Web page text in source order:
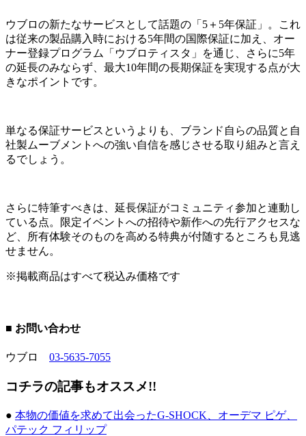
ウブロの新たなサービスとして話題の「5＋5年保証」。これ
は従来の製品購入時における5年間の国際保証に加え、オー
ナー登録プログラム「ウブロティスタ」を通じ、さらに5年
の延長のみならず、最大10年間の長期保証を実現する点が大
きなポイントです。
単なる保証サービスというよりも、ブランド自らの品質と自
社製ムーブメントへの強い自信を感じさせる取り組みと言え
るでしょう。
さらに特筆すべきは、延長保証がコミュニティ参加と連動し
ている点。限定イベントへの招待や新作への先行アクセスな
ど、所有体験そのものを高める特典が付随するところも見逃
せません。
※掲載商品はすべて税込み価格です
■ お問い合わせ
ウブロ 03-5635-7055
コチラの記事もオススメ!!
● 本物の価値を求めて出会ったG-SHOCK、オーデマ ピゲ、
パテック フィリップ